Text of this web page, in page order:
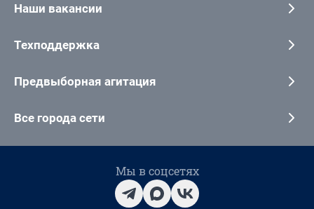
Наши вакансии
Техподдержка
Предвыборная агитация
Все города сети
Мы в соцсетях